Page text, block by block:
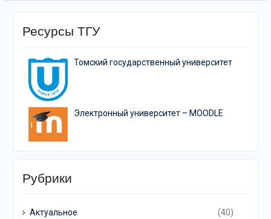
Ресурсы ТГУ
Томский государственный университет
Электронный университет – MOODLE
Рубрики
Актуальное
(40)